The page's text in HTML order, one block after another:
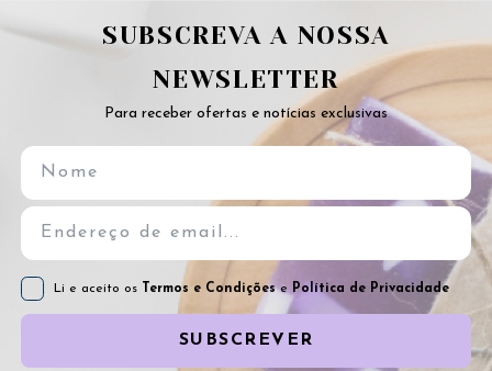
SUBSCREVA A NOSSA
NEWSLETTER
Para receber ofertas e notícias exclusivas
Li e aceito os Termos e Condiçõese Política de Privacidade
SUBSCREVER